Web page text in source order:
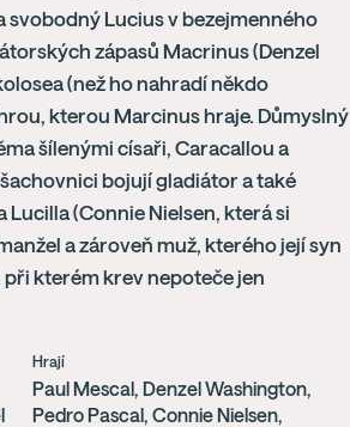
svobodný Lucius v bezejmenného
zápasů Macrinus (Denzel
(než ho nahradí někdo
kterou Marcinus hraje. Důmyslný
šílenými císaři, Caracallou a
bojují gladiátor a také
(Connie Nielsen, která si
a zároveň muž, kterého její syn
kterém krev nepoteče jen
Hrají
Paul Mescal, Denzel Washington,
Pedro Pascal, Connie Nielsen,